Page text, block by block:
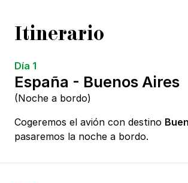
Itinerario
Día 1
España - Buenos Aires
(Noche a bordo)
Cogeremos el avión con destino
pasaremos la noche a bordo.